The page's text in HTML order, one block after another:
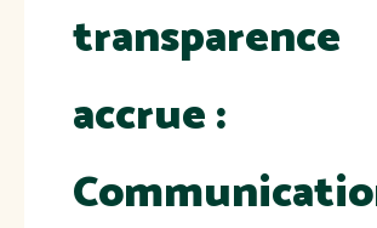
transparence
accrue :